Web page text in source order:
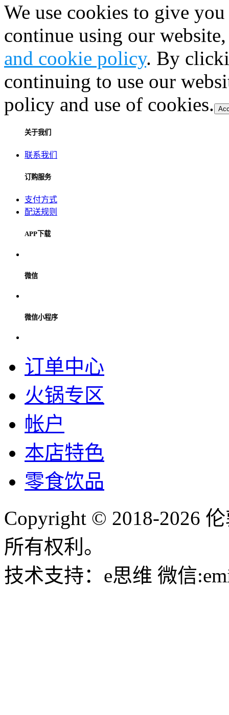
We use cookies to give
continue using our
and cookie policy. By
continuing to use our
policy and use of cookies.
关于我们
联系我们
订购服务
支付方式
配送规则
APP下载
微信
微信小程序
订单中心
火锅专区
帐户
本店特色
零食饮品
Copyright © 2018-2026
所有权利。
技术支持：e思维 微信